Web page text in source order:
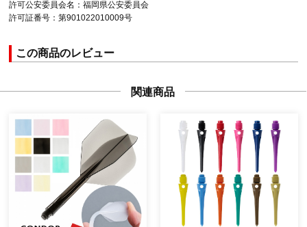
許可公安委員会名：福岡県公安委員会
許可証番号：第901022010009号
この商品のレビュー
関連商品